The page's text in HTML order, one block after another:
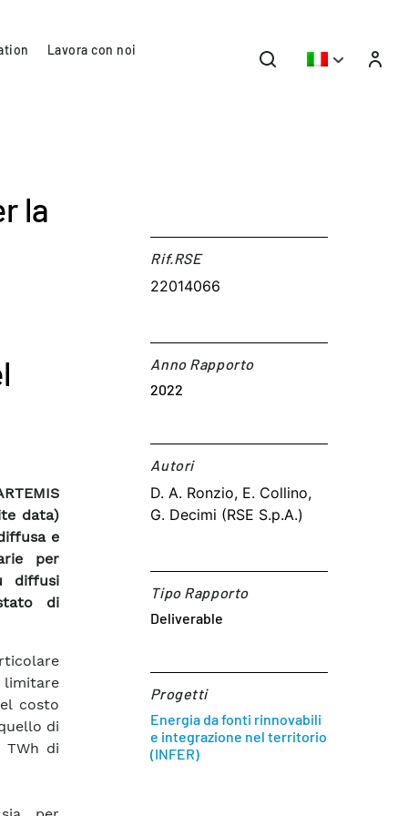
Lavora con noi
la
data)
e
per
diffusi
di
limitare
costo
di
TWh di
Rif.RSE​
22014066
Anno Rapporto
2022
Autori​
D. A. Ronzio, E. Collino,
G. Decimi (RSE S.p.A.)
Tipo Rapporto
Deliverable
Progetti
Energia da fonti rinnovabili
e integrazione nel territorio
(INFER)